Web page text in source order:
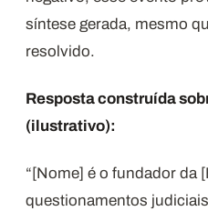
síntese gerada, mesmo
resolvido.
Resposta construída
(ilustrativo):
“[Nome] é o fundador da
questionamentos